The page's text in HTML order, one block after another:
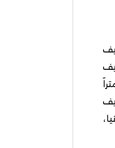
على بعد 180 كيلومتراً